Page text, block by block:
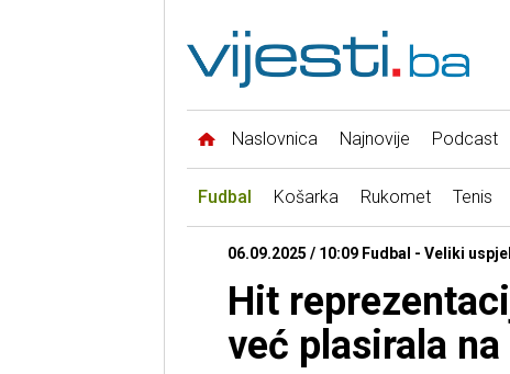
Naslovnica Najnovije Podcast
Fudbal Košarka Rukomet Tenis
06.09.2025 / 10:09 Fudbal - Veliki
Hit
već plasirala